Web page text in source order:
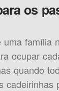
os
uma família
ocupar
quando
cadeirinhas